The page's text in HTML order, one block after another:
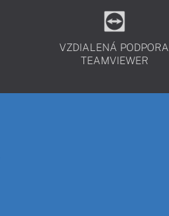
VZDIALENÁ PODPORA
TEAMVIEWER